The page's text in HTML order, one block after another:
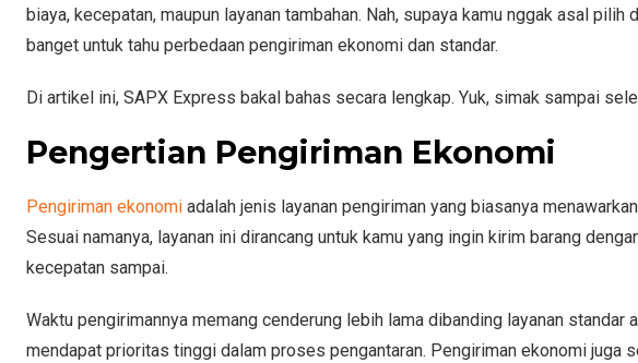
biaya, kecepatan, maupun layanan tambahan. Nah, supaya kamu nggak asal
banget untuk tahu perbedaan pengiriman ekonomi dan standar.
Di artikel ini, SAPX Express bakal bahas secara lengkap. Yuk, simak sampai
Pengertian Pengiriman Ekonomi
Pengiriman ekonomi adalah jenis layanan pengiriman yang biasanya
Sesuai namanya, layanan ini dirancang untuk kamu yang ingin kirim barang
kecepatan sampai.
Waktu pengirimannya memang cenderung lebih lama dibanding layanan
mendapat prioritas tinggi dalam proses pengantaran. Pengiriman ekonomi juga